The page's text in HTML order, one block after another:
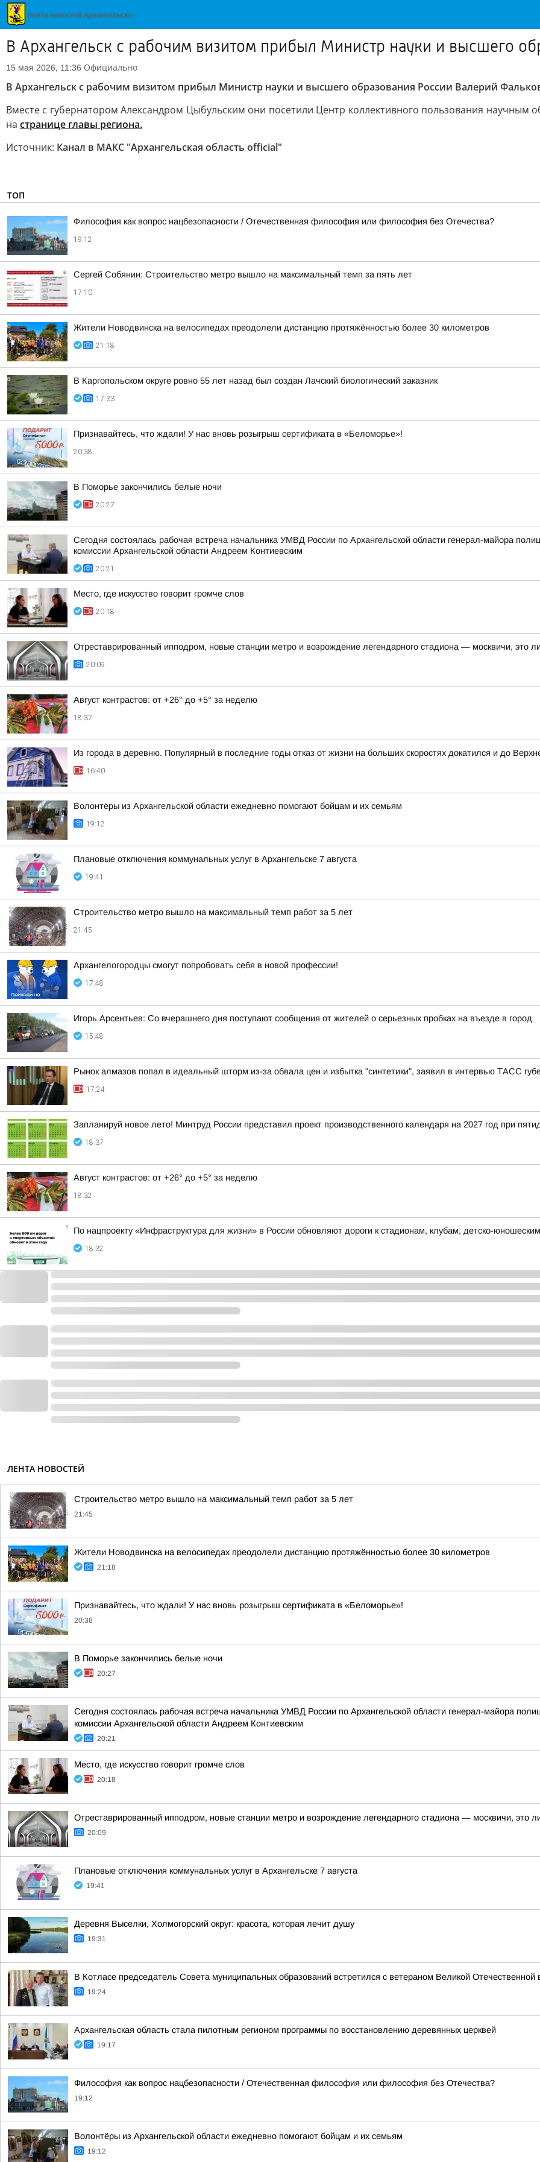
В Архангельск с рабочим визитом прибыл Министр науки и высшего
15 мая 2026, 11:36 Официально
В Архангельск с рабочим визитом прибыл Министр науки и высшего образования России Валерий
Вместе с губернатором Александром Цыбульским они посетили Центр коллективного пользования научным
на странице главы региона.
Источник: Канал в МАКС "Архангельская область official"
ТОП
Философия как вопрос нацбезопасности / Отечественная философия или философия без Отечества?
19:12
Сергей Собянин: Строительство метро вышло на максимальный темп за пять лет
17:10
Жители Новодвинска на велосипедах преодолели дистанцию протяжённостью более 30 километров
21:18
В Каргопольском округе ровно 55 лет назад был создан Лачский биологический заказник
17:33
Признавайтесь, что ждали! У нас вновь розыгрыш сертификата в «Беломорье»!
20:38
В Поморье закончились белые ночи
20:27
Сегодня состоялась рабочая встреча начальника УМВД России по Архангельской области генерал-майора
комиссии Архангельской области Андреем Контиевским
20:21
Место, где искусство говорит громче слов
20:18
Отреставрированный ипподром, новые станции метро и возрождение легендарного стадиона — москвичи, это
20:09
Август контрастов: от +26° до +5° за неделю
18:37
Из города в деревню. Популярный в последние годы отказ от жизни на больших скоростях докатился и до
16:40
Волонтёры из Архангельской области ежедневно помогают бойцам и их семьям
19:12
Плановые отключения коммунальных услуг в Архангельске 7 августа
19:41
Строительство метро вышло на максимальный темп работ за 5 лет
21:45
Архангелогородцы смогут попробовать себя в новой профессии!
17:48
Игорь Арсентьев: Со вчерашнего дня поступают сообщения от жителей о серьезных пробках на въезде в город
15:48
Рынок алмазов попал в идеальный шторм из-за обвала цен и избытка "синтетики", заявил в интервью ТАСС
17:24
Запланируй новое лето! Минтруд России представил проект производственного календаря на 2027 год при
18:37
Август контрастов: от +26° до +5° за неделю
18:32
По нацпроекту «Инфраструктура для жизни» в России обновляют дороги к стадионам, клубам, детско-
18:32
ЛЕНТА НОВОСТЕЙ
Строительство метро вышло на максимальный темп работ за 5 лет
21:45
Жители Новодвинска на велосипедах преодолели дистанцию протяжённостью более 30 километров
21:18
Признавайтесь, что ждали! У нас вновь розыгрыш сертификата в «Беломорье»!
20:38
В Поморье закончились белые ночи
20:27
Сегодня состоялась рабочая встреча начальника УМВД России по Архангельской области генерал-майора
комиссии Архангельской области Андреем Контиевским
20:21
Место, где искусство говорит громче слов
20:18
Отреставрированный ипподром, новые станции метро и возрождение легендарного стадиона — москвичи, это
20:09
Плановые отключения коммунальных услуг в Архангельске 7 августа
19:41
Деревня Выселки, Холмогорский округ: красота, которая лечит душу
19:31
В Котласе председатель Совета муниципальных образований встретился с ветераном Великой Отечественной
19:24
Архангельская область стала пилотным регионом программы по восстановлению деревянных церквей
19:17
Философия как вопрос нацбезопасности / Отечественная философия или философия без Отечества?
19:12
Волонтёры из Архангельской области ежедневно помогают бойцам и их семьям
19:12